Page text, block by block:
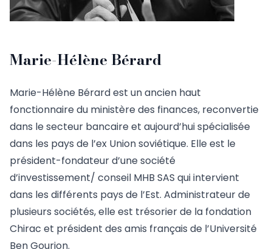
Marie-Hélène Bérard
Marie-Hélène Bérard est un ancien haut
fonctionnaire du ministère des finances, reconvertie
dans le secteur bancaire et aujourd’hui spécialisée
dans les pays de l’ex Union soviétique. Elle est le
président-fondateur d’une société
d’investissement/ conseil MHB SAS qui intervient
dans les différents pays de l’Est. Administrateur de
plusieurs sociétés, elle est trésorier de la fondation
Chirac et président des amis français de l’Université
Ben Gourion.